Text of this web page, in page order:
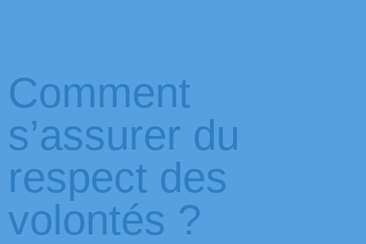
Comment
s’assurer du
respect des
volontés ?